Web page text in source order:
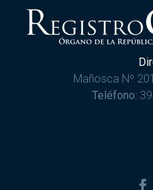
Mañosca Nº
Teléfono: